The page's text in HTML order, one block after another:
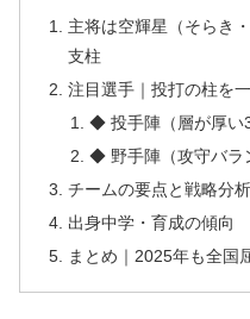
主将は空輝星（そらき
支柱
注目選手｜投打の柱を
◆ 投手陣（層が厚い3
◆ 野手陣（攻守バラ
チームの要点と戦略分
出身中学・育成の傾向
まとめ｜2025年も全国